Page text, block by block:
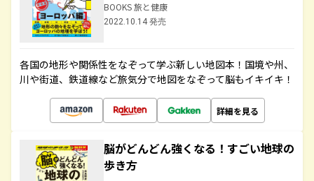
BOOKS 旅と健康
2022.10.14 発売
各国の地形や関係性をなぞって学ぶ新しい地図本！国境や州、
川や街道、鉄道線など旅気分で地図をなぞって脳もイキイキ！
詳細を見る
脳がどんどん強くなる！すごい地球の
歩き方